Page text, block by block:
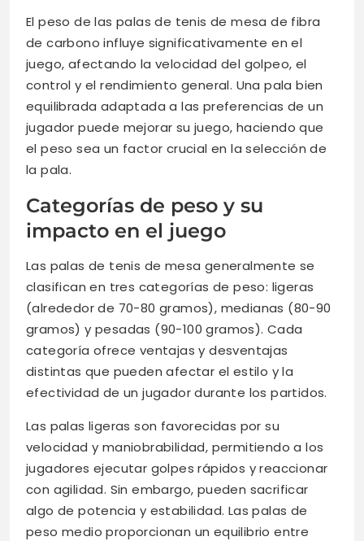
El peso de las palas de tenis de mesa de fibra
de carbono influye significativamente en el
juego, afectando la velocidad del golpeo, el
control y el rendimiento general. Una pala bien
equilibrada adaptada a las preferencias de un
jugador puede mejorar su juego, haciendo que
el peso sea un factor crucial en la selección de
la pala.
Categorías de peso y su
impacto en el juego
Las palas de tenis de mesa generalmente se
clasifican en tres categorías de peso: ligeras
(alrededor de 70-80 gramos), medianas (80-90
gramos) y pesadas (90-100 gramos). Cada
categoría ofrece ventajas y desventajas
distintas que pueden afectar el estilo y la
efectividad de un jugador durante los partidos.
Las palas ligeras son favorecidas por su
velocidad y maniobrabilidad, permitiendo a los
jugadores ejecutar golpes rápidos y reaccionar
con agilidad. Sin embargo, pueden sacrificar
algo de potencia y estabilidad. Las palas de
peso medio proporcionan un equilibrio entre